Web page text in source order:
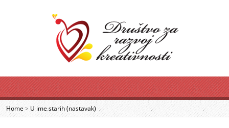
Home > U ime starih (nastavak)